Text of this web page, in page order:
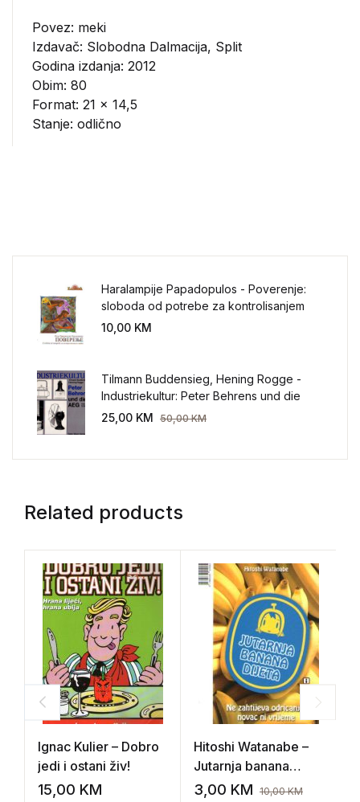
Povez: meki
Izdavač: Slobodna Dalmacija, Split
Godina izdanja: 2012
Obim: 80
Format: 21 x 14,5
Stanje: odlično
Haralampije Papadopulos - Poverenje:
sloboda od potrebe za kontrolisanjem
sveta
10,00 KM
Tilmann Buddensieg, Hening Rogge -
Industriekultur: Peter Behrens und die
AEG 1907-1914.
25,00 KM 50,00KM
Related products
Ignac Kulier – Dobro
jedi i ostani živ!
15,00 KM
Hitoshi Watanabe –
Jutarnja banana
dijeta
3,00 KM 10,00KM